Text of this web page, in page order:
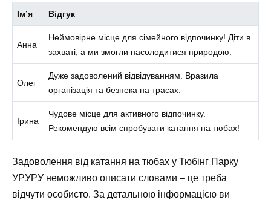
Ім’я Відгук
Анна
Неймовірне місце для сімейного відпочинку! Діти в
захваті, а ми змогли насолодитися природою.
Олег
Дуже задоволений відвідуванням. Вразила
організація та безпека на трасах.
Ірина
Чудове місце для активного відпочинку.
Рекомендую всім спробувати катання на тюбах!
Задоволення від катання на тюбах у Тюбінг Парку
УРУРУ неможливо описати словами – це треба
відчути особисто. За детальною інформацією ви